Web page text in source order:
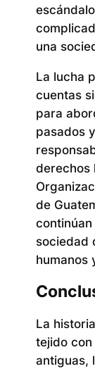
una
La lucha
cuentas
para
pasados
derechos
de
sociedad
humanos
La
tejido con
antiguas,